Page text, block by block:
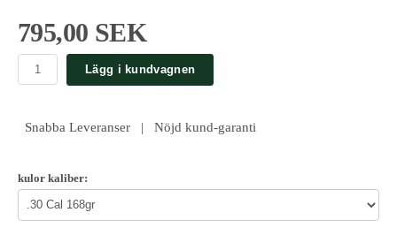
795,00 SEK
Lägg i kundvagnen
Snabba Leveranser | Nöjd kund-garanti
kulor kaliber: